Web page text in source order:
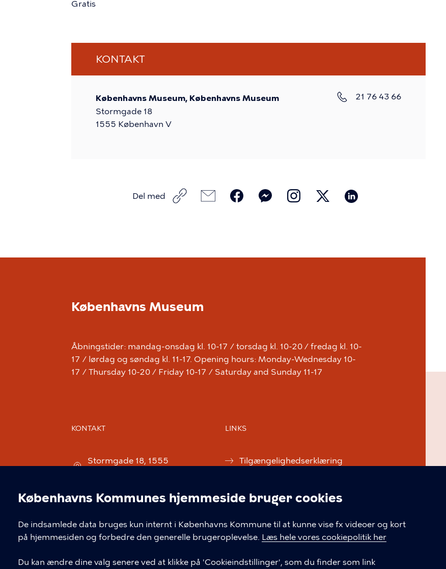
Cookieindstillinger
Københavns Kommunes hjemmeside bruger cookies
De indsamlede data bruges kun internt i Københavns Kommune til at kunne vise fx videoer og kort
på hjemmesiden og forbedre den generelle brugeroplevelse. Læs hele vores cookiepolitik her
Du kan ændre dine valg senere ved at klikke på 'Cookieindstillinger', som du finder som link
Gratis
KONTAKT
Københavns Museum, Københavns Museum
Stormgade 18
1555 København V
21 76 43 66
Del med
Københavns Museum
Åbningstider: mandag-onsdag kl. 10-17 / torsdag kl. 10-20 / fredag kl. 10-
17 / lørdag og søndag kl. 11-17. Opening hours: Monday-Wednesday 10-
17 / Thursday 10-20 / Friday 10-17 / Saturday and Sunday 11-17
KONTAKT
Stormgade 18, 1555
museum@kff.kk.dk
CVR nr.: 64 94 22 12 - EAN:
LINKS
Tilgængelighedserklæring
Cookieindstillinger